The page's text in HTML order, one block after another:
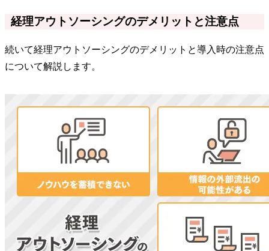
経理アウトソーシングのデメリットと注意点
続いて経理アウトソーシングのデメリットと導入時の注意点
について解説します。